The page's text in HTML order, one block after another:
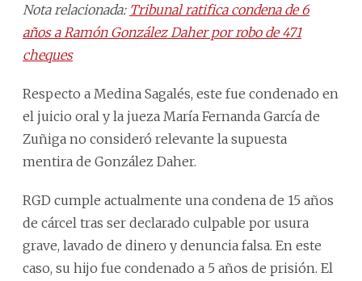
Nota relacionada: Tribunal ratifica condena de 6
años a Ramón González Daher por robo de 471
cheques
Respecto a Medina Sagalés, este fue condenado en
el juicio oral y la jueza María Fernanda García de
Zuñiga no consideró relevante la supuesta
mentira de González Daher.
RGD cumple actualmente una condena de 15 años
de cárcel tras ser declarado culpable por usura
grave, lavado de dinero y denuncia falsa. En este
caso, su hijo fue condenado a 5 años de prisión. El